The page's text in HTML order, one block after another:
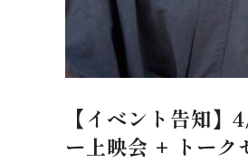
【イベント告知
ー上映会 + トーク